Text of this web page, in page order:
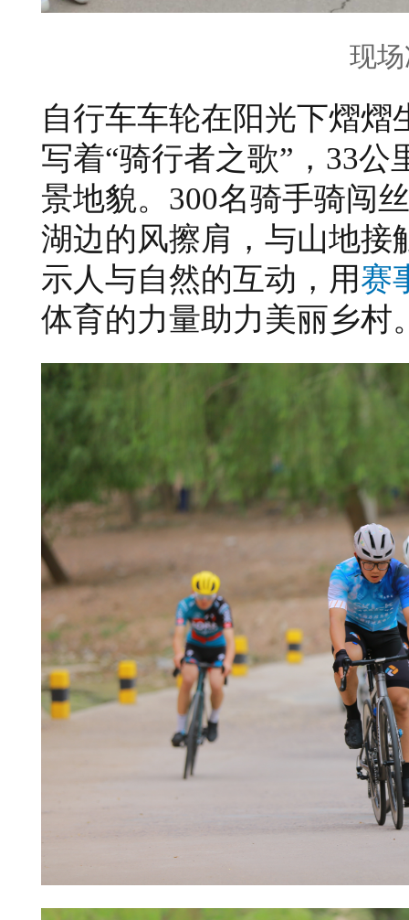
现
自行车车轮在阳光下熠
写着“骑行者之歌”，33
景地貌。300名骑手骑闯
湖边的风擦肩，与山地接
示人与自然的互动，用赛
体育的力量助力美丽乡村